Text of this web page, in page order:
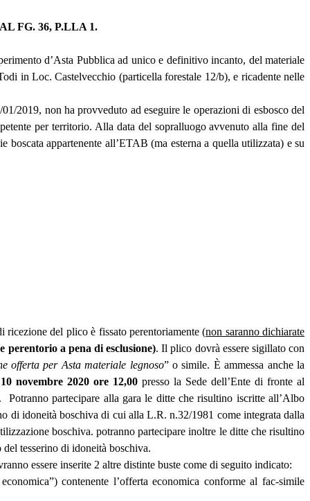
FG. 36, P.LLA 1.
d’Asta Pubblica ad unico e definitivo incanto, del materiale
in Loc. Castelvecchio (particella forestale 12/b), e ricadente nelle
2019, non ha provveduto ad eseguire le operazioni di esbosco del
per territorio. Alla data del sopralluogo avvenuto alla fine del
appartenente all’ETAB (ma esterna a quella utilizzata) e su
del plico è fissato perentoriamente (non saranno dichiarate
perentorio a pena di esclusione). Il plico dovrà essere sigillato con
offerta per Asta materiale legnoso” o simile. È ammessa anche la
10 novembre 2020 ore 12,00 presso la Sede dell’Ente di fronte al
partecipare alla gara le ditte che risultino iscritte all’Albo
di idoneità boschiva di cui alla L.R. n.32/1981 come integrata dalla
boschiva. potranno partecipare inoltre le ditte che risultino
del tesserino di idoneità boschiva.
essere inserite 2 altre distinte buste come di seguito indicato:
contenente l’offerta economica conforme al fac-simile